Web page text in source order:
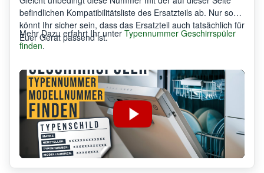
befindlichen Kompatibilitätsliste des Ersatzteils ab. Nur so
könnt Ihr sicher sein, dass das Ersatzteil auch tatsächlich für
Euer Gerät passend ist.
Mehr Dazu erfahrt Ihr unter Typennummer Geschirrspüler
finden.